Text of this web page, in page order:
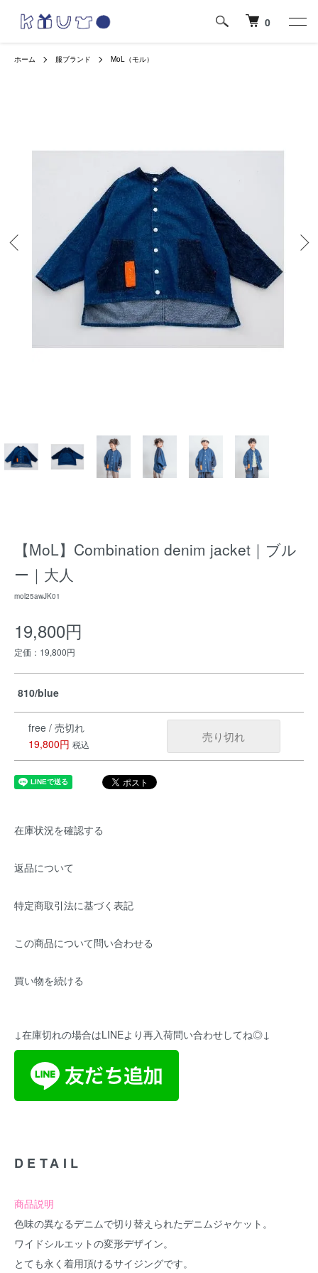
0
ホーム 服ブランド MoL（モル）
【MoL】Combination denim jacket｜ブル
ー｜大人
mol25awJK01
19,800円
定価：19,800円
810/blue
free / 売切れ
19,800円 税込
売り切れ
在庫状況を確認する
返品について
特定商取引法に基づく表記
この商品について問い合わせる
買い物を続ける
↓在庫切れの場合はLINEより再入荷問い合わせしてね◎↓
DETAIL
商品説明
色味の異なるデニムで切り替えられたデニムジャケット。
ワイドシルエットの変形デザイン。
とても永く着用頂けるサイジングです。